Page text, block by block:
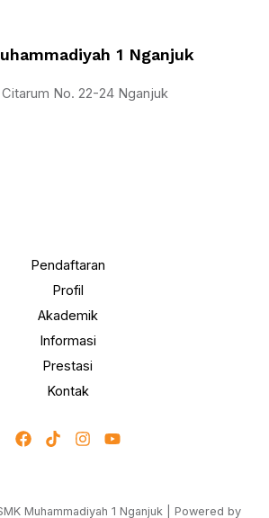
1 Nganjuk
No. 22-24 Nganjuk
Pendaftaran
Profil
Akademik
Informasi
Prestasi
Kontak
Muhammadiyah 1 Nganjuk | Powered by